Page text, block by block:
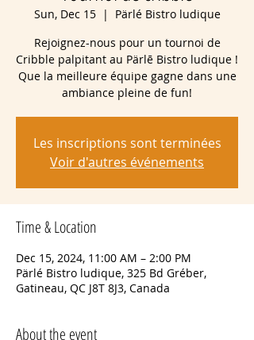
Sun, Dec 15
  |
Pärlé Bistro ludique
Rejoignez-nous pour un tournoi de
Cribble palpitant au Pärlē Bistro ludique !
Que la meilleure équipe gagne dans une
ambiance pleine de fun!
Les inscriptions sont terminées
Voir d'autres événements
Time & Location
Dec 15, 2024, 11:00 AM – 2:00 PM
Pärlé Bistro ludique, 325 Bd Gréber,
Gatineau, QC J8T 8J3, Canada
About the event